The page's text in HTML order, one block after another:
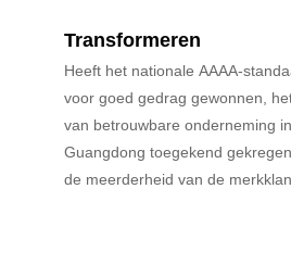
Transformeren
Heeft het nationale AAAA-
voor goed gedrag gewonnen,
van betrouwbare onderneming
Guangdong toegekend
de meerderheid van de